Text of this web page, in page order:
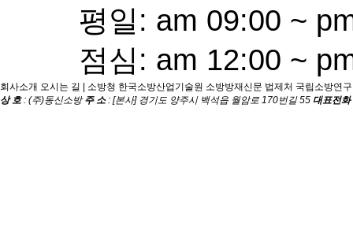
평일: am 09:00 ~
점심: am 12:00 ~
회사소개 오시는 길 소방청 한국소방산업기술원 소방방재신문 법제처 국립소방연
상 호: (주)동신소방 주 소: [본사] 경기도 양주시 백석읍 월암로 170번길 55 대표전화